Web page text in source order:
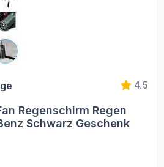
4.5
Regenschirm Regen
Schwarz Geschenk